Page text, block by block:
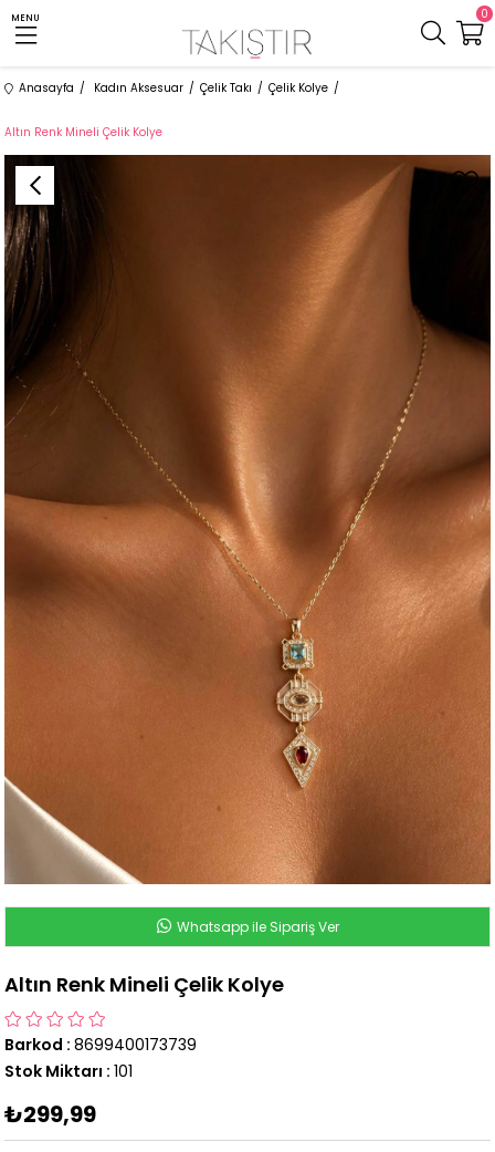
MENU 0
Anasayfa Kadın Aksesuar Çelik Takı Çelik Kolye
Altın Renk Mineli Çelik Kolye
Whatsapp ile Sipariş Ver
Altın Renk Mineli Çelik Kolye
Barkod : 8699400173739
Stok Miktarı : 101
₺299,99